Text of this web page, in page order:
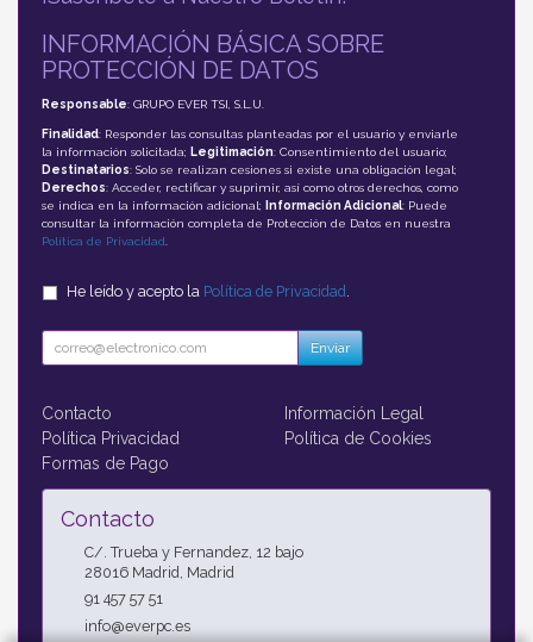
INFORMACIÓN BÁSICA SOBRE
PROTECCIÓN DE DATOS
Responsable: GRUPO EVER TSI, S.L.U.
Finalidad: Responder las consultas planteadas por el usuario y enviarle
la información solicitada; Legitimación: Consentimiento del usuario;
Destinatarios: Solo se realizan cesiones si existe una obligación legal;
Derechos: Acceder, rectificar y suprimir, así como otros derechos, como
se indica en la información adicional;
Información Adicional: Puede
consultar la información completa de Protección de Datos en nuestra
Política de Privacidad
He leído y acepto la Política de Privacidad .
Enviar
Contacto
Información Legal
Política Privacidad
Política de Cookies
Formas de Pago
Contacto
C/. Trueba y Fernandez, 12 bajo
28016 Madrid, Madrid
91 457 57 51
info@everpc.es